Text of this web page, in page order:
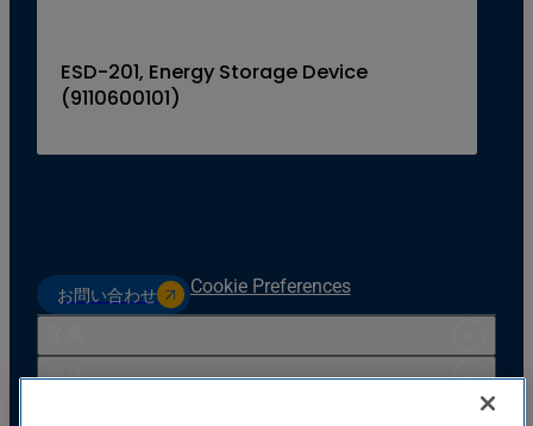
ESD-201, Energy Storage Device
(9110600101)
お問い合わせ Cookie Preferences
製品